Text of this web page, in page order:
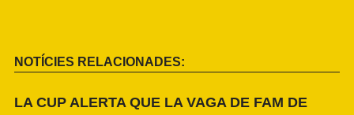
NOTÍCIES RELACIONADES:
LA CUP ALERTA QUE LA VAGA DE FAM DE